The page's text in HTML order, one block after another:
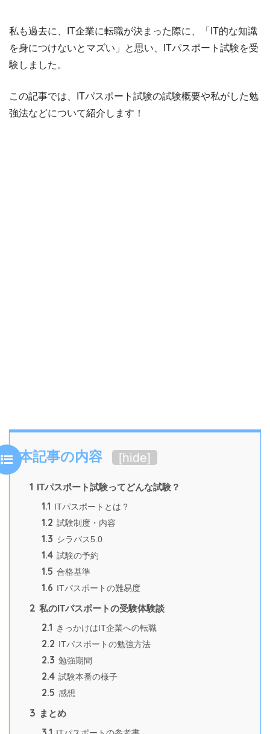
私も過去に、IT企業に転職が決まった際に、「IT的な知識
を身につけないとマズい」と思い、ITパスポート試験を受
験しました。
この記事では、ITパスポート試験の試験概要や私がした勉
強法などについて紹介します！
本記事の内容 [hide]
1 ITパスポート試験ってどんな試験？
1.1 ITパスポートとは？
1.2 試験制度・内容
1.3 シラバス5.0
1.4 試験の予約
1.5 合格基準
1.6 ITパスポートの難易度
2 私のITパスポートの受験体験談
2.1 きっかけはIT企業への転職
2.2 ITパスポートの勉強方法
2.3 勉強期間
2.4 試験本番の様子
2.5 感想
3 まとめ